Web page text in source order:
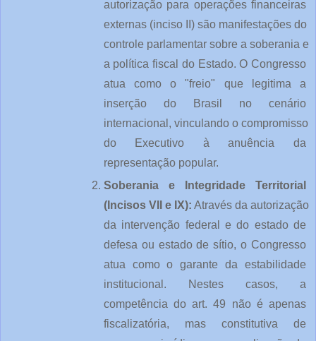
autorização para operações financeiras
externas (inciso II) são manifestações do
controle parlamentar sobre a soberania e
a política fiscal do Estado. O Congresso
atua como o "freio" que legitima a
inserção do Brasil no cenário
internacional, vinculando o compromisso
do Executivo à anuência da
representação popular.
Soberania e Integridade Territorial
(Incisos VII e IX): Através da autorização
da intervenção federal e do estado de
defesa ou estado de sítio, o Congresso
atua como o garante da estabilidade
institucional. Nestes casos, a
competência do art. 49 não é apenas
fiscalizatória, mas constitutiva de